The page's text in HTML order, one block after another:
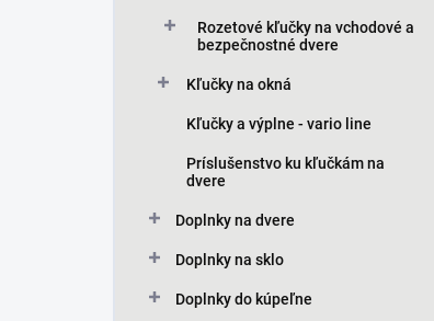
Rozetové kľučky na vchodové a
bezpečnostné dvere
Kľučky na okná
Kľučky a výplne - vario line
Príslušenstvo ku kľučkám na
dvere
Doplnky na dvere
Doplnky na sklo
Doplnky do kúpeľne